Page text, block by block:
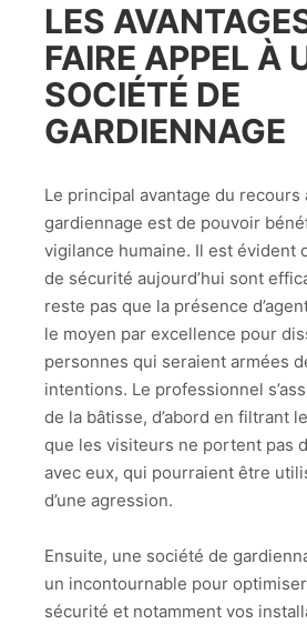
LES
FAIRE APPEL À
SOCIÉTÉ DE
GARDIENNAGE
Le principal avantage du recours
gardiennage est de pouvoir
vigilance humaine. Il est évident
de sécurité aujourd’hui sont
reste pas que la présence
le moyen par excellence pour
personnes qui seraient armées
intentions. Le professionnel
de la bâtisse, d’abord en filtrant
que les visiteurs ne portent pas
avec eux, qui pourraient être
d’une agression.
Ensuite, une société de
un incontournable pour
sécurité et notamment vos